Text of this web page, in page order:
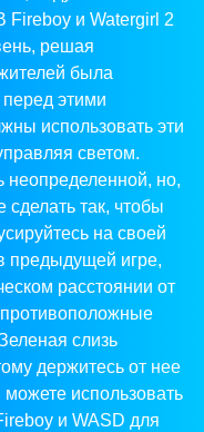
Fireboy и Watergirl 2
решая
была
этими
использовать эти
светом.
неопределенной, но,
так, чтобы
на своей
предыдущей игре,
расстоянии от
слизь
держитесь от нее
использовать
и WASD для